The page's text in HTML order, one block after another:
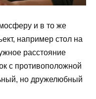
и в то же
например стол на
расстояние
с противоположной
но дружелюбный